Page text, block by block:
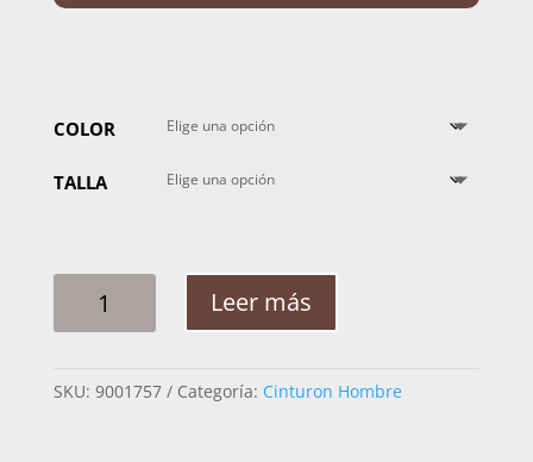
COLOR
TALLA
HOMBRE
CUBOS
Leer más
SKU: 9001757 Categoría: Cinturon Hombre